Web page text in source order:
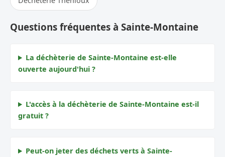
Questions fréquentes à Sainte-Montaine
La déchèterie de Sainte-Montaine est-elle
ouverte aujourd'hui ?
L'accès à la déchèterie de Sainte-Montaine est-il
gratuit ?
Peut-on jeter des déchets verts à Sainte-